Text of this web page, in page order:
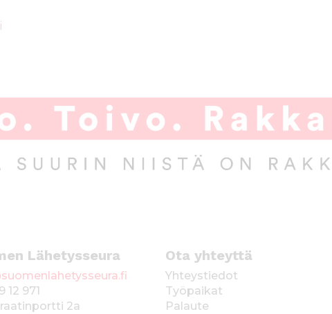
Lähetysseura
12 971
2a
Ota yhteyttä
Yhteystiedot
Työpaikat
Palaute